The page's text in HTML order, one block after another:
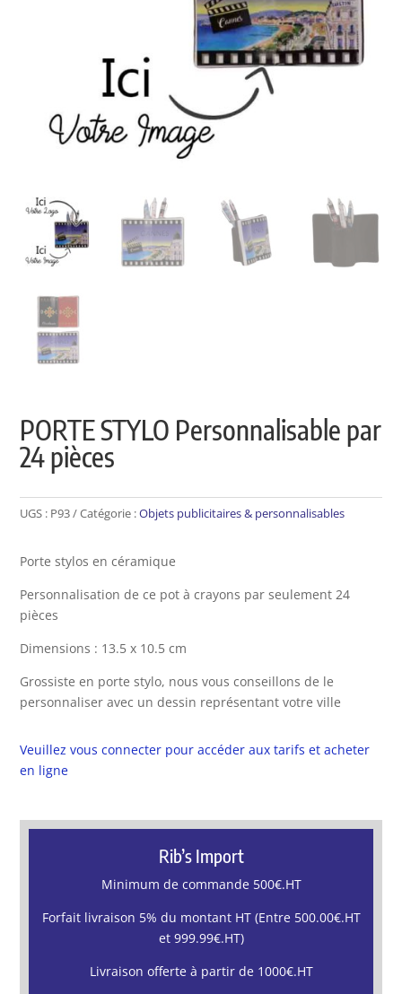
PORTE STYLO Personnalisable par
24 pièces
UGS : P93 Catégorie :Objets publicitaires & personnalisables
Porte stylos en céramique
Personnalisation de ce pot à crayons par seulement 24
pièces
Dimensions : 13.5 x 10.5 cm
Grossiste en porte stylo, nous vous conseillons de le
personnaliser avec un dessin représentant votre ville
Veuillez vous connecter pour accéder aux tarifs et acheter
en ligne
Rib’s Import
Minimum de commande 500€.HT
Forfait livraison 5% du montant HT (Entre 500.00€.HT
et 999.99€.HT)
Livraison offerte à partir de 1000€.HT